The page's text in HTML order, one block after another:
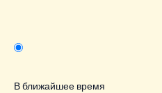
В ближайшее время